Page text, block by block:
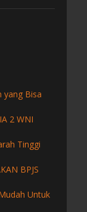
yang Bisa
2 WNI
Tinggi
BPJS
Untuk